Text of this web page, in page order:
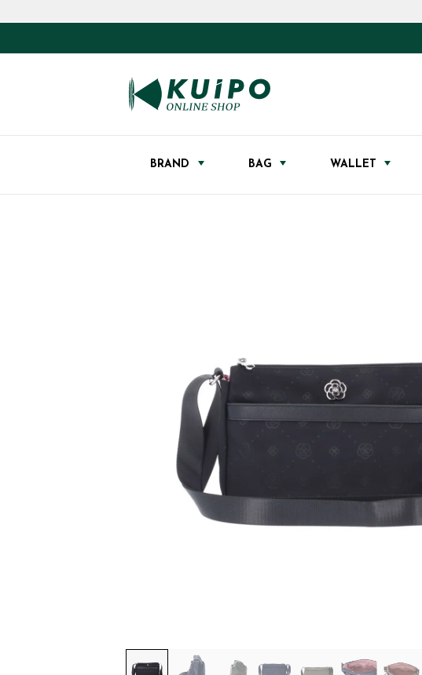
BRAND BAG WALLET